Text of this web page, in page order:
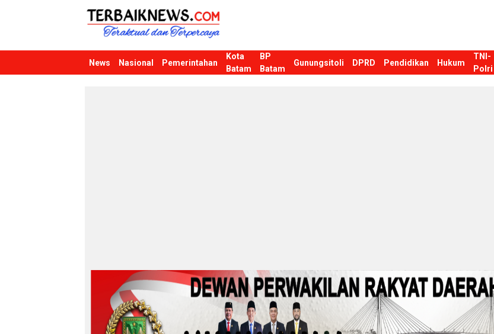
Terbaiknews
Teraktual dan Terpercaya
News Nasional Pemerintahan
Kota
Batam
BP
Batam
Gunungsitoli DPRD Pendidikan Hukum
TNI-
Polri